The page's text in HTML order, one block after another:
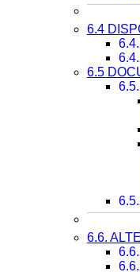
6.4
6.5
6.6.